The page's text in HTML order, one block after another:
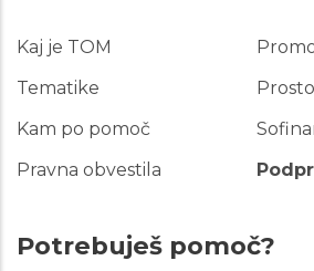
Hitre
povezave
Kaj je TOM
Tematike
Kam po pomoč
Pravna obvestila
Potrebuješ pomoč?